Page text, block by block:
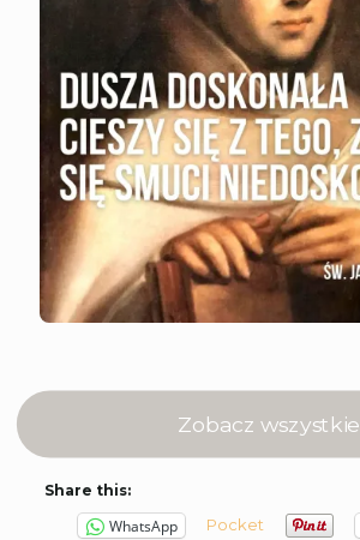
Zobacz wszystkie
Share this:
WhatsApp Pocket